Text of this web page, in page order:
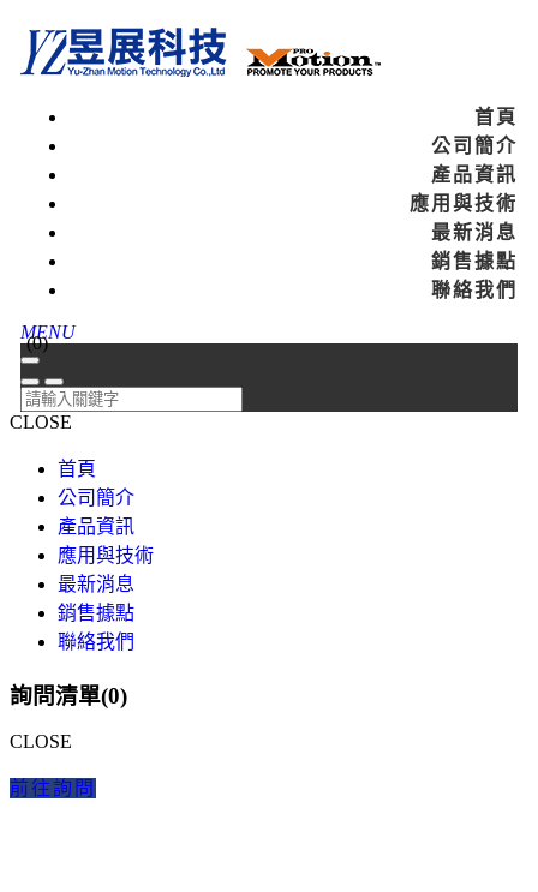
首頁
公司簡介
產品資訊
應用與技術
最新消息
銷售據點
聯絡我們
MENU
(0)
CLOSE
首頁
公司簡介
產品資訊
應用與技術
最新消息
銷售據點
聯絡我們
詢問清單(0)
CLOSE
前往詢問